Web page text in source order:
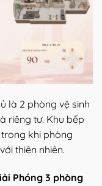
là 2 phòng vệ sinh
riêng tư. Khu bếp
khi phòng
thiên nhiên.
Phóng 3 phòng